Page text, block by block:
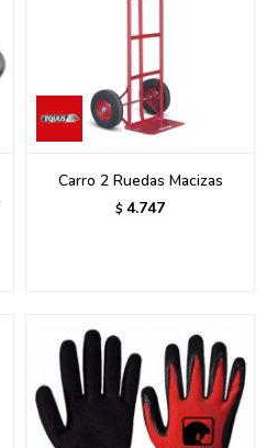
Carro 2 Ruedas Macizas
$ 4.747